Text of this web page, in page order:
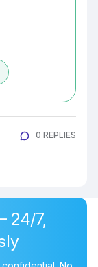
0 REPLIES
24/7,